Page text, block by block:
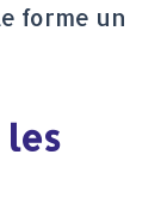
forme un
les